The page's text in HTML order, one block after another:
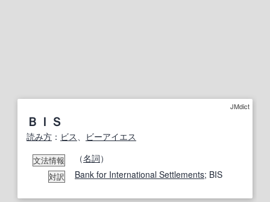
JMdict
ＢＩＳ
読み方 ： ビス、 ビーアイエス
文法情報 （名詞）
対訳 Bank for International Settlements; BIS